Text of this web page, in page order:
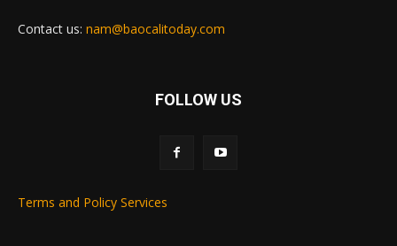
Contact us: nam@baocalitoday.com
FOLLOW US
Terms and Policy Services